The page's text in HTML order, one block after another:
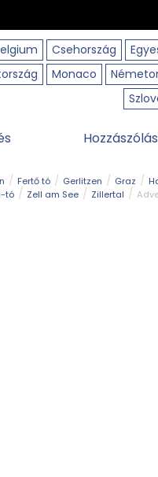
Csehország
Monaco
Fertő tó Gerlitzen Graz
tó Zell am See Zillertal